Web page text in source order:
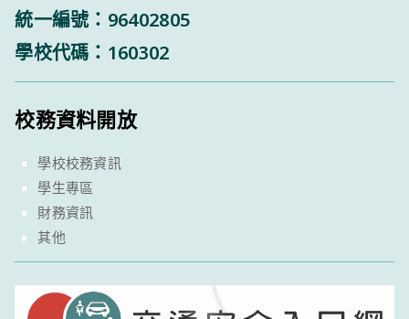
統一編號：96402805
學校代碼：160302
校務資料開放
學校校務資訊
學生專區
財務資訊
其他